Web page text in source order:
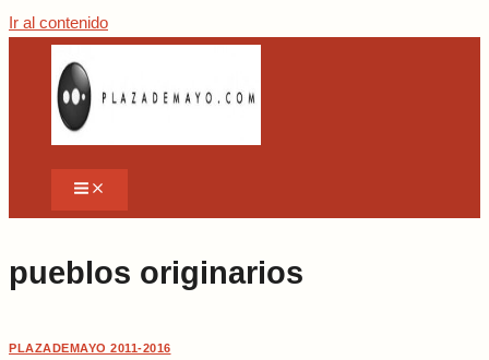
Ir al contenido
pueblos originarios
PLAZADEMAYO 2011-2016